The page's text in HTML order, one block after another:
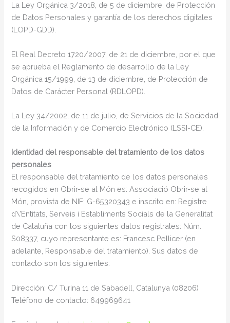
La Ley Orgánica 3/2018, de 5 de diciembre, de Protección
de Datos Personales y garantía de los derechos digitales
(LOPD-GDD).
El Real Decreto 1720/2007, de 21 de diciembre, por el que
se aprueba el Reglamento de desarrollo de la Ley
Orgánica 15/1999, de 13 de diciembre, de Protección de
Datos de Carácter Personal (RDLOPD).
La Ley 34/2002, de 11 de julio, de Servicios de la Sociedad
de la Información y de Comercio Electrónico (LSSI-CE).
Identidad del responsable del tratamiento de los datos
personales
El responsable del tratamiento de los datos personales
recogidos en Obrir-se al Món es: Associació Obrir-se al
Món, provista de NIF: G-65320343 e inscrito en: Registre
d\’Entitats, Serveis i Establiments Socials de la Generalitat
de Cataluña con los siguientes datos registrales: Núm.
S08337, cuyo representante es: Francesc Pellicer (en
adelante, Responsable del tratamiento). Sus datos de
contacto son los siguientes:
Dirección: C/ Turina 11 de Sabadell, Catalunya (08206)
Teléfono de contacto: 649969641